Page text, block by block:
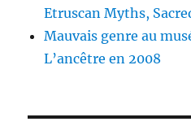
Etruscan Myths,
Mauvais genre au
L’ancêtre en 2008